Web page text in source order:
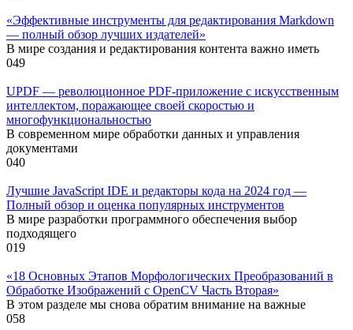
«Эффективные инструменты для редактирования Markdown
— полный обзор лучших издателей»
В мире создания и редактирования контента важно иметь
049
UPDF — революционное PDF-приложение с искусственным
интеллектом, поражающее своей скоростью и
многофункциональностью
В современном мире обработки данных и управления
документами
040
Лучшие JavaScript IDE и редакторы кода на 2024 год —
Полный обзор и оценка популярных инструментов
В мире разработки программного обеспечения выбор
подходящего
019
«18 Основных Этапов Морфологических Преобразований в
Обработке Изображений с OpenCV Часть Вторая»
В этом разделе мы снова обратим внимание на важные
058